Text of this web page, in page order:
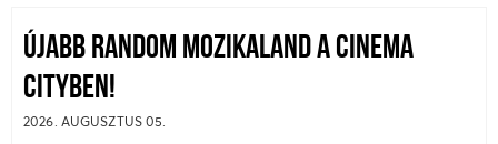
ÚJABB RANDOM MOZIKALAND A CINEMA
CITYBEN!
2026. AUGUSZTUS 05.